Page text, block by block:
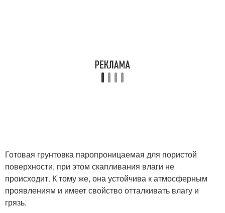
Готовая грунтовка паропроницаемая для пористой
поверхности, при этом скапливания влаги не
происходит. К тому же, она устойчива к атмосферным
проявлениям и имеет свойство отталкивать влагу и
грязь.